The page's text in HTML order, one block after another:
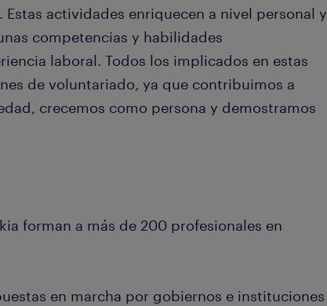
actividades enriquecen a nivel personal y
competencias y habilidades
laboral. Todos los implicados en estas
de voluntariado, ya que contribuimos a
crecemos como persona y demostramos
forman a más de 200 profesionales en
en marcha por gobiernos e instituciones